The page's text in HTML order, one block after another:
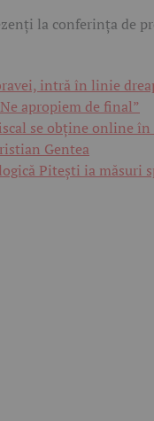
la conferința de
intră în linie
apropiem de final”
se obține online
Gentea
Pitești ia măsuri